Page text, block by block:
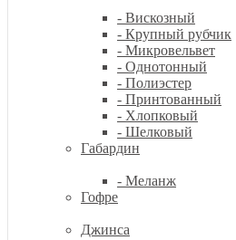
- Вискозный
- Крупный рубчик
- Микровельвет
- Однотонный
- Полиэстер
- Принтованный
- Хлопковый
- Шелковый
Габардин
- Меланж
Гофре
Джинса